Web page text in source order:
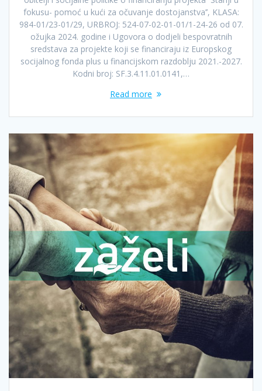
fokusu- pomoć u kući za očuvanje dostojanstva’’, KLASA:
984-01/23-01/29, URBROJ: 524-07-02-01-01/1-24-26 od 07.
ožujka 2024. godine i Ugovora o dodjeli bespovratnih
sredstava za projekte koji se financiraju iz Europskog
socijalnog fonda plus u financijskom razdoblju 2021.-2027.
Kodni broj: SF.3.4.11.01.0141,…
Read more